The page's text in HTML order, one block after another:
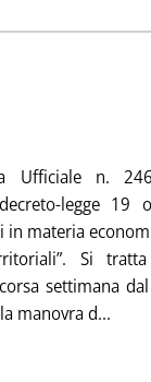
Ufficiale n.
legge 19
in materia
Si
settimana
manovra d...